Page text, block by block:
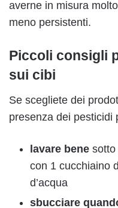
averne in misura
meno persistenti.
Piccoli consigli
sui cibi
Se scegliete dei
presenza dei pesticidi
lavare bene sotto
con 1 cucchiaino
d’acqua
sbucciare